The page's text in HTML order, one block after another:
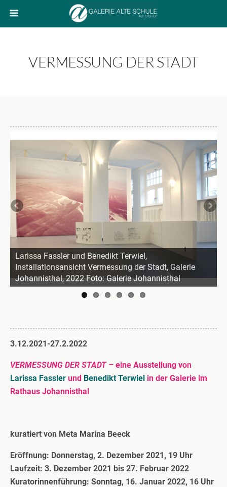
VERMESSUNG DER STADT
Larissa Fassler und Benedikt Terwiel,
Installationsansicht Vermessung der Stadt, Galerie
Johannisthal, 2022 Foto: Galerie Johannisthal
3.12.2021-27.2.2022
VERMESSUNG DER STADT – eine Ausstellung von
Larissa Fassler und Benedikt Terwiel in der Galerie im
Rathaus Johannisthal
kuratiert von Meta Marina Beeck
Eröffnung: Donnerstag, 2. Dezember 2021, 19 Uhr
Laufzeit: 3. Dezember 2021 bis 27. Februar 2022
Kuratorinnenführung: Sonntag, 16. Januar 2022, 16 Uhr